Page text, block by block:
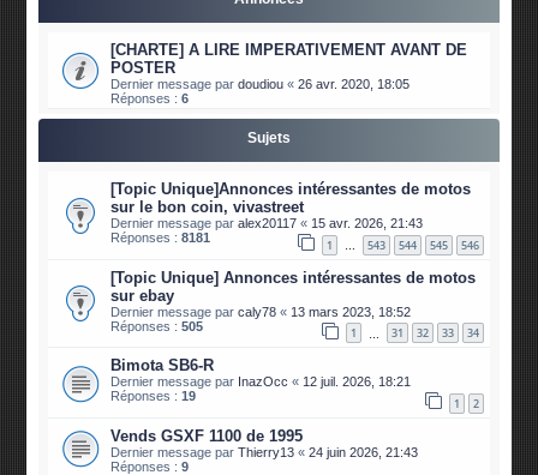
[CHARTE] A LIRE IMPERATIVEMENT AVANT DE
POSTER
Dernier message pardoudiou «26 avr. 2020, 18:05
Réponses :6
Sujets
[Topic Unique]Annonces intéressantes de motos
sur le bon coin, vivastreet
Dernier message paralex20117 « 15 avr. 2026, 21:43
Réponses :8181 1 … 543 544 545 546
[Topic Unique] Annonces intéressantes de motos
sur ebay
Dernier message parcaly78 « 13 mars 2023, 18:52
Réponses :505 1 31 32 33 34
Bimota SB6-R
Dernier message par InazOcc « 12 juil. 2026, 18:21
Réponses :19 1 2
Vends GSXF 1100 de 1995
Dernier message parThierry13 «24 juin 2026, 21:43
Réponses :9